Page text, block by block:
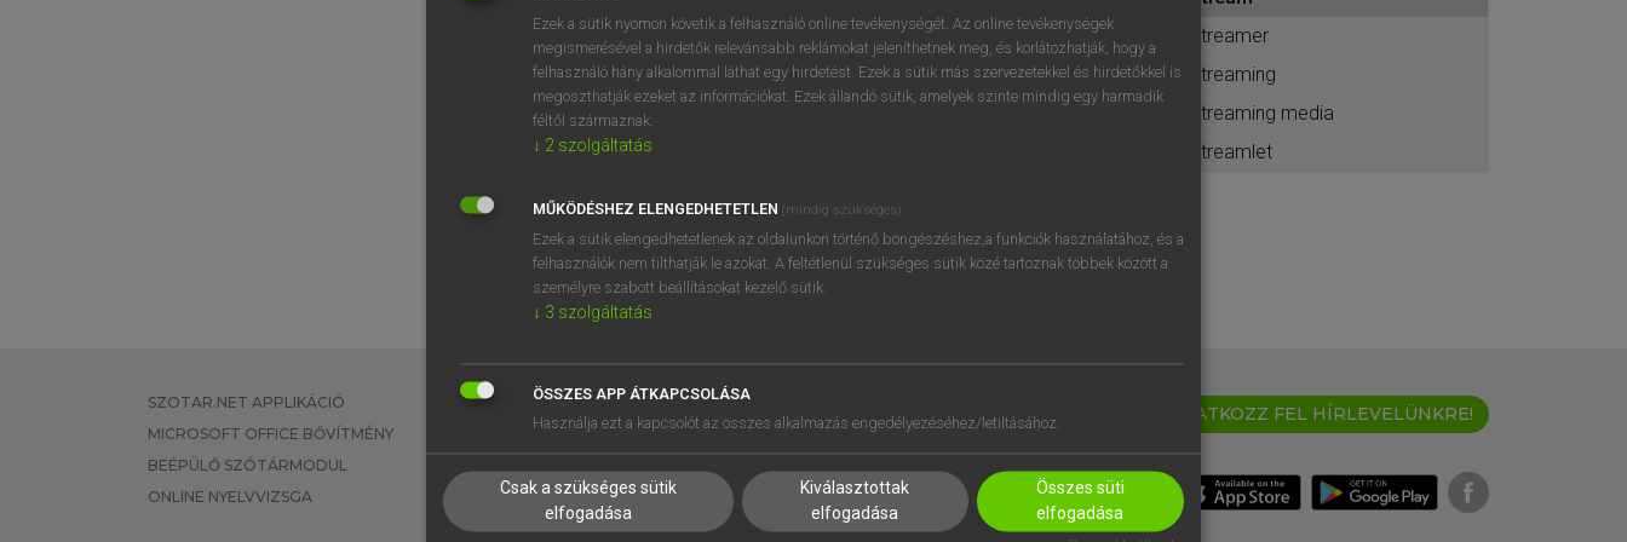
BELÉPÉS
próbaverziójának elindításához
regisztrálok ésbelépek.
REGISZTRÁCIÓ
streamer
streaming
streaming media
streamlet
SZOTAR.NET APPLIKÁCIÓ
MICROSOFT OFFICE BŐVÍTMÉNY
BEÉPÜLŐ SZÓTÁRMODUL
ONLINE NYELVVIZSGA
EGYÉNI FELHASZNÁLÓKNAK
TANULÓKNAK
VÁLLALATI MEGOLDÁSOK
SÚGÓ
RÓLUNK
SÜTI BEÁLLÍTÁSOK
IRATKOZZ FEL HÍRLEVELÜNKRE!
Ezek a sütik nyomon követik a felhasználó online tevékenységét. Az online tevékenységek
megismerésével a hirdetők relevánsabb reklámokat jeleníthetnek meg, és korlátozhatják, hogy a
felhasználó hány alkalommal láthat egy hirdetést. Ezek a sütik más szervezetekkel és hirdetőkkel is
megoszthatják ezeket az információkat. Ezek állandó sütik, amelyek szinte mindig egy harmadik
féltől származnak.
↓ 2 szolgáltatás
MŰKÖDÉSHEZ ELENGEDHETETLEN (mindig szükséges)
Ezek a sütik elengedhetetlenek az oldalunkon történő böngészéshez,a funkciók használatához, és a
felhasználók nem tilthatják le azokat. A feltétlenül szükséges sütik közé tartoznak többek között a
személyre szabott beállításokat kezelő sütik.
↓ 3 szolgáltatás
ÖSSZES APP ÁTKAPCSOLÁSA
Használja ezt a kapcsolót az összes alkalmazás engedélyezéséhez/letiltásához.
Csak a szükséges sütik
elfogadása
Kiválasztottak
elfogadása
Összes süti
elfogadása